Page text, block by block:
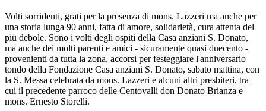
Volti sorridenti, grati per la presenza di mons. Lazzeri ma anche per
una storia lunga 90 anni, fatta di amore, solidarietà, cura attenta del
più debole. Sono i volti degli ospiti della Casa anziani S. Donato,
ma anche dei molti parenti e amici - sicuramente quasi duecento -
provenienti da tutta la zona, accorsi per festeggiare l'anniversario
tondo della Fondazione Casa anziani S. Donato, sabato mattina, con
la S. Messa celebrata da mons. Lazzeri e alcuni altri presbiteri, tra
cui il precedente parroco delle Centovalli don Donato Brianza e
mons. Ernesto Storelli.